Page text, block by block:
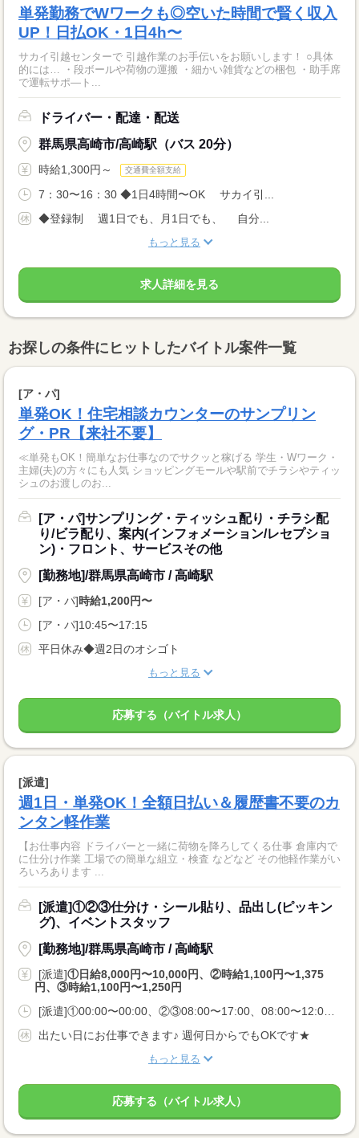
単発勤務でWワークも◎空いた時間で賢く収入
UP！日払OK・1日4h〜
サカイ引越センターで 引越作業のお手伝いをお願いします！ ○具体
的には… ・段ボールや荷物の運搬 ・細かい雑貨などの梱包 ・助手席
で運転サポ―ト...
ドライバー・配達・配送
群馬県高崎市/高崎駅（バス 20分）
時給1,300円～ 交通費全額支給
7：30〜16：30 ◆1日4時間〜OK サカイ引...
◆登録制 週1日でも、月1日でも、 自分...
もっと見る
求人詳細を見る
お探しの条件にヒットしたバイトル案件一覧
[ア・パ]
単発OK！住宅相談カウンターのサンプリン
グ・PR【来社不要】
≪単発もOK！簡単なお仕事なのでサクッと稼げる 学生・Wワーク・
主婦(夫)の方々にも人気 ショッピングモールや駅前でチラシやティッ
シュのお渡しのお...
[ア・パ]サンプリング・ティッシュ配り・チラシ配
り/ビラ配り、案内(インフォメーション/レセプショ
ン)・フロント、サービスその他
[勤務地]/群馬県高崎市 / 高崎駅
[ア・パ]時給1,200円〜
[ア・パ]10:45〜17:15
平日休み◆週2日のオシゴト
もっと見る
応募する（バイトル求人）
[派遣]
週1日・単発OK！全額日払い＆履歴書不要のカ
ンタン軽作業
【お仕事内容 ドライバーと一緒に荷物を降ろしてくる仕事 倉庫内で
に仕分け作業 工場での簡単な組立・検査 などなど その他軽作業がい
ろいろあります ...
[派遣]①②③仕分け・シール貼り、品出し(ピッキン
グ)、イベントスタッフ
[勤務地]/群馬県高崎市 / 高崎駅
[派遣]①日給8,000円〜10,000円、②時給1,100円〜1,375
円、③時給1,100円〜1,250円
出たい日にお仕事できます♪ 週何日からでもOKです★
もっと見る
応募する（バイトル求人）